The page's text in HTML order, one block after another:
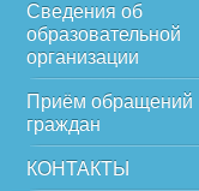
Сведения об
образовательной
организации
Приём обращений
граждан
КОНТАКТЫ